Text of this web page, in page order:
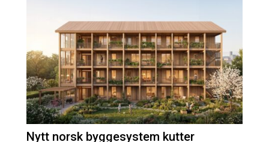
Nytt norsk byggesystem kutter